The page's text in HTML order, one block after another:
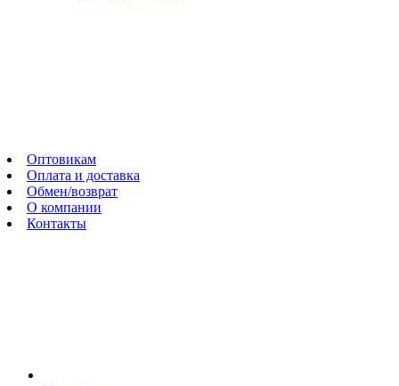
Оптовикам
Оплата и доставка
Обмен/возврат
О компании
Контакты